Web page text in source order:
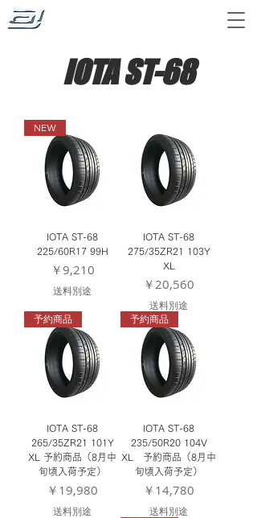
IOTA ST-68
NEW
IOTA ST-68
225/60R17 99H
価格
￥9,210
送料別途
IOTA ST-68
275/35ZR21 103Y
XL
価格
￥20,560
送料別途
予約商品
IOTA ST-68
265/35ZR21 101Y
XL 予約商品（8月中
旬頃入荷予定）
価格
￥19,980
送料別途
予約商品
IOTA ST-68
235/50R20 104V
XL 予約商品（8月中
旬頃入荷予定）
価格
￥14,780
送料別途